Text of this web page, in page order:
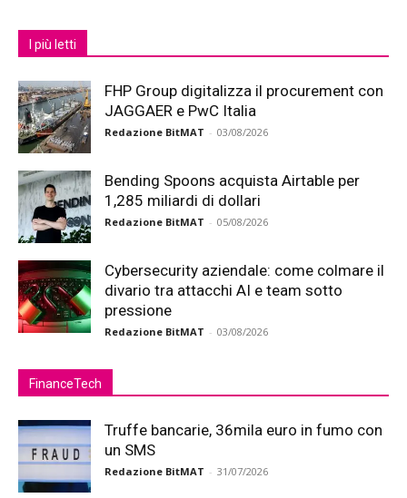
I più letti
FHP Group digitalizza il procurement con
JAGGAER e PwC Italia
Redazione BitMAT - 03/08/2026
Bending Spoons acquista Airtable per
1,285 miliardi di dollari
Redazione BitMAT - 05/08/2026
Cybersecurity aziendale: come colmare il
divario tra attacchi AI e team sotto
pressione
Redazione BitMAT - 03/08/2026
FinanceTech
Truffe bancarie, 36mila euro in fumo con
un SMS
Redazione BitMAT - 31/07/2026